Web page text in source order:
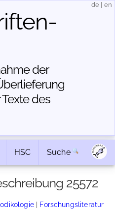
der
des
de en
HSC Suche
25572
| Forschungsliteratur